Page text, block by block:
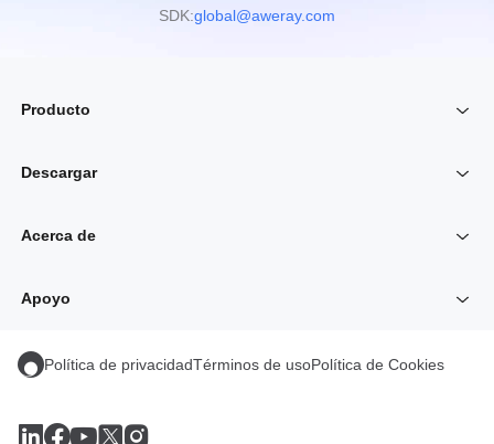
SDK:global@aweray.com
Producto
PC remoto
Juego remoto
Compra de servicio
Hardware inteligente
Descargar
Cliente AweSun
Acerca de
Perfil de la empresa
Contacto Ventas
Blog
Apoyo
Documentación
Contacte con nosotros
Política de privacidadTérminos de usoPolítica de Cookies